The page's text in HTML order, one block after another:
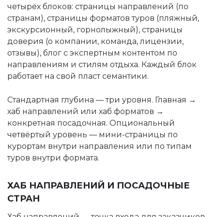
четырёх блоков: страницы направлений (по
странам), страницы форматов туров (пляжный,
экскурсионный, горнолыжный), страницы
доверия (о компании, команда, лицензии,
отзывы), блог с экспертным контентом по
направлениям и стилям отдыха. Каждый блок
работает на свой пласт семантики.
Стандартная глубина — три уровня. Главная →
хаб направлений или хаб форматов →
конкретная посадочная. Опциональный
четвёртый уровень — мини-страницы по
курортам внутри направления или по типам
туров внутри формата.
ХАБ НАПРАВЛЕНИЙ И ПОСАДОЧНЫЕ
СТРАН